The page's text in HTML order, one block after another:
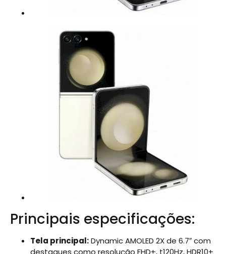
Principais especificações:
Tela principal:Dynamic AMOLED 2X de 6.7″ com
destaques como resolução FHD+, t120Hz, HDR10+